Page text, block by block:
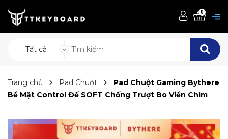
Tất cả
0
Trang chủ Pad Chuột
Pad Chuột Gaming Bythere
Bề Mặt Control Đế SOFT Chống Trượt Bo Viền Chìm